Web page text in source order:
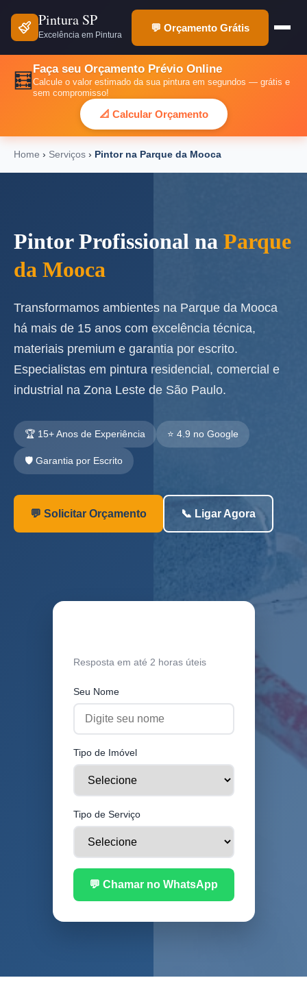
Pintura SP
Excelência em Pintura
💬 Orçamento Grátis
🧮
Faça seu Orçamento Prévio Online
Calcule o valor estimado da sua pintura em segundos — grátis e
sem compromisso!
📐 Calcular Orçamento
Home › Serviços › Pintor na Parque da Mooca
Pintor Profissional na Parque
da Mooca
Transformamos ambientes na Parque da Mooca
há mais de 15 anos com excelência técnica,
materiais premium e garantia por escrito.
Especialistas em pintura residencial, comercial e
industrial na Zona Leste de São Paulo.
🏆 15+ Anos de Experiência ⭐ 4.9 no Google
🛡️ Garantia por Escrito
💬 Solicitar Orçamento 📞 Ligar Agora
Resposta em até 2 horas úteis
Seu Nome
Tipo de Imóvel
Tipo de Serviço
💬 Chamar no WhatsApp